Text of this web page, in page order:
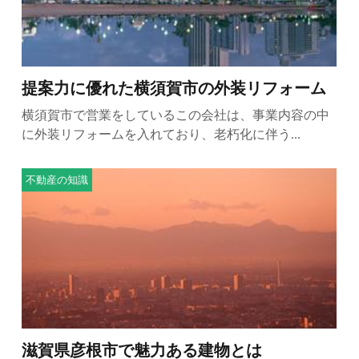
提案力に優れた横須賀市の外装リフォーム
横須賀市で営業をしているこの会社は、事業内容の中
に外装リフォームを入れており、老朽化に伴う...
滋賀県彦根市で魅力ある建物とは
不動産の知識